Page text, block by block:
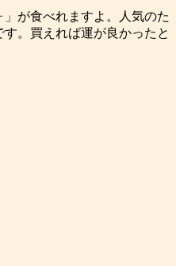
が食べれますよ。人気のた
。買えれば運が良かったと